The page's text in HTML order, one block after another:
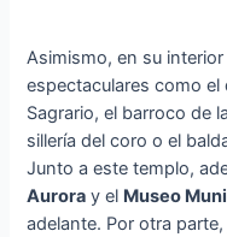
Asimismo, en su
espectaculares como el
Sagrario, el barroco de
sillería del coro o el
Junto a este templo,
Aurora y el Museo
adelante. Por otra